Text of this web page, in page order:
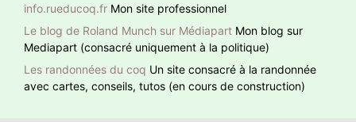
info.rueducoq.fr Mon site professionnel
Le blog de Roland Munch sur Médiapart Mon blog sur
Mediapart (consacré uniquement à la politique)
Les randonnées du coq Un site consacré à la randonnée
avec cartes, conseils, tutos (en cours de construction)